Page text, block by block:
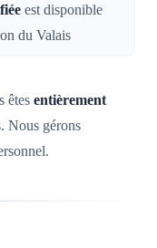
est disponible
du Valais
êtes entièrement
Nous gérons